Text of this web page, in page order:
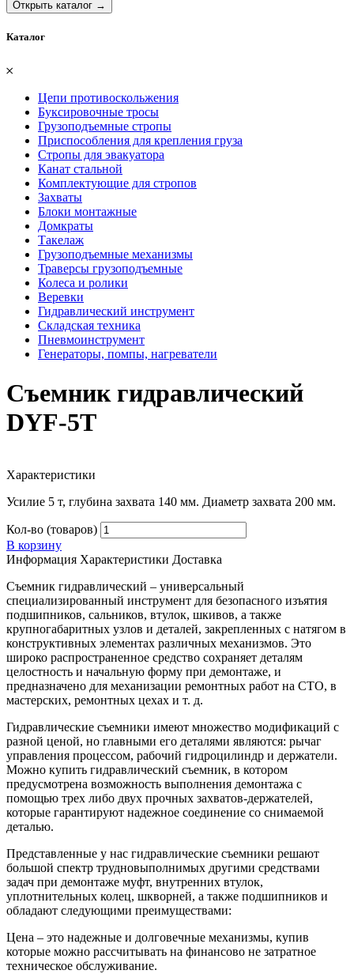
Открыть каталог →
Каталог
𐄂
Цепи противоскольжения
Буксировочные тросы
Грузоподъемные стропы
Приспособления для крепления груза
Стропы для эвакуатора
Канат стальной
Комплектующие для стропов
Захваты
Блоки монтажные
Домкраты
Такелаж
Грузоподъемные механизмы
Траверсы грузоподъемные
Колеса и ролики
Веревки
Гидравлический инструмент
Складская техника
Пневмоинструмент
Генераторы, помпы, нагреватели
Съемник гидравлический
DYF-5T
Характеристики
Усилие 5 т, глубина захвата 140 мм. Диаметр захвата 200 мм.
Кол-во (товаров)
В корзину
Информация Характеристики Доставка
Съемник гидравлический – универсальный
специализированный инструмент для безопасного изъятия
подшипников, сальников, втулок, шкивов, а также
крупногабаритных узлов и деталей, закрепленных с натягом в
конструктивных элементах различных механизмов. Это
широко распространенное средство сохраняет деталям
целостность и начальную форму при демонтаже, и
предназначено для механизации ремонтных работ на СТО, в
мастерских, ремонтных цехах и т. д.
Гидравлические съемники имеют множество модификаций с
разной ценой, но главными его деталями являются: рычаг
управления процессом, рабочий гидроцилиндр и держатели.
Можно купить гидравлический съемник, в котором
предусмотрена возможность выполнения демонтажа с
помощью трех либо двух прочных захватов-держателей,
которые гарантируют надежное соединение со снимаемой
деталью.
Представленные у нас гидравлические съемники решают
большой спектр трудновыполнимых другими средствами
задач при демонтаже муфт, внутренних втулок,
уплотнительных колец, шкворней, а также подшипников и
обладают следующими преимуществами:
Цена – это надежные и долговечные механизмы, купив
которые можно рассчитывать на финансово не затратное
техническое обслуживание.